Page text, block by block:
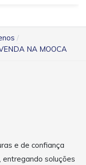
NA MOOCA
e de confiança
entregando soluções